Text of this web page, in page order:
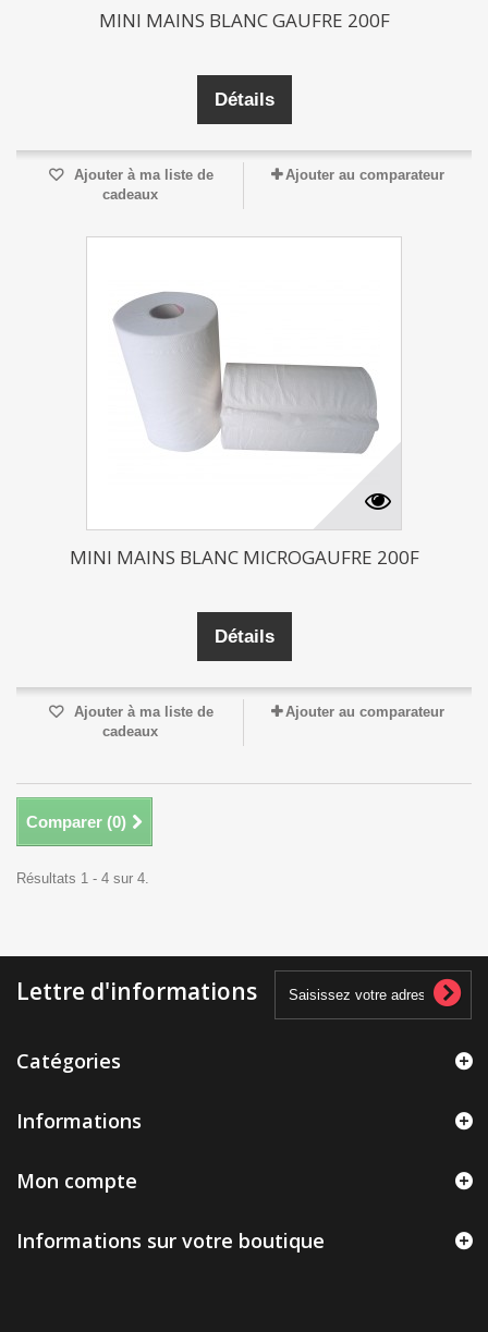
MINI MAINS BLANC GAUFRE 200F
Détails
Ajouter à ma liste de
cadeaux
Ajouter au comparateur
MINI MAINS BLANC MICROGAUFRE 200F
Détails
Ajouter à ma liste de
cadeaux
Ajouter au comparateur
Comparer (0)
Résultats 1 - 4 sur 4.
Lettre d'informations
Catégories
Informations
Mon compte
Informations sur votre boutique